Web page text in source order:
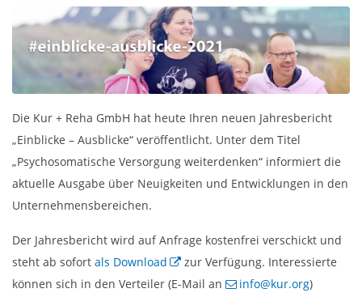
Die Kur + Reha GmbH hat heute Ihren neuen Jahresbericht
„Einblicke – Ausblicke“ veröffentlicht. Unter dem Titel
„Psychosomatische Versorgung weiterdenken“ informiert die
aktuelle Ausgabe über Neuigkeiten und Entwicklungen in den
Unternehmensbereichen.
Der Jahresbericht wird auf Anfrage kostenfrei verschickt und
steht ab sofort als Download
zur Verfügung. Interessierte
können sich in den Verteiler (E-Mail an
info@kur.org)